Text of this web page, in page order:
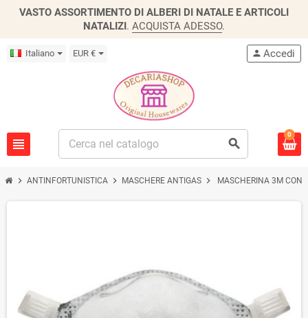
VASTO ASSORTIMENTO DI ALBERI DI NATALE E ARTICOLI
NATALIZI. ACQUISTA ADESSO.
Italiano EUR €
view_headline search
person Accedi
0
chevron_right ANTINFORTUNISTICA chevron_right MASCHERE ANTIGAS chevron_right MASCHERINA 3M CON